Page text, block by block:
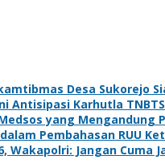
Desa Sukorejo
Antisipasi Karhutla
yang Mengandung
Pembahasan RUU
Wakapolri: Jangan